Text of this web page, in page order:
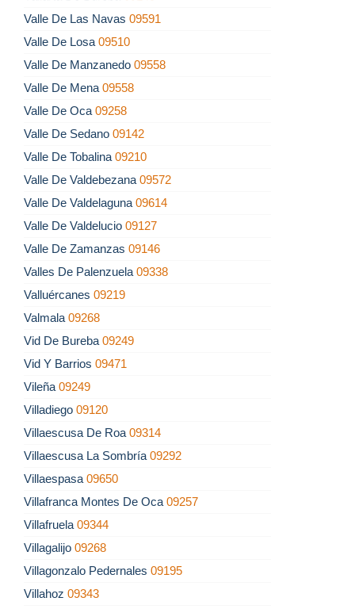
Valle De Las Navas 09591
Valle De Losa 09510
Valle De Manzanedo 09558
Valle De Mena 09558
Valle De Oca 09258
Valle De Sedano 09142
Valle De Tobalina 09210
Valle De Valdebezana 09572
Valle De Valdelaguna 09614
Valle De Valdelucio 09127
Valle De Zamanzas 09146
Valles De Palenzuela 09338
Valluércanes 09219
Valmala 09268
Vid De Bureba 09249
Vid Y Barrios 09471
Vileña 09249
Villadiego 09120
Villaescusa De Roa 09314
Villaescusa La Sombría 09292
Villaespasa 09650
Villafranca Montes De Oca 09257
Villafruela 09344
Villagalijo 09268
Villagonzalo Pedernales 09195
Villahoz 09343